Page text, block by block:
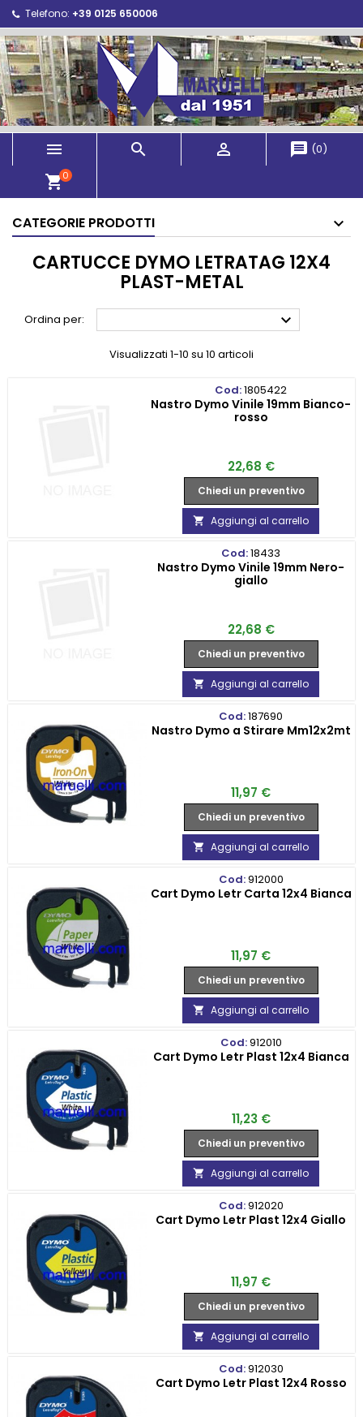
Telefono: +39 0125 650006
   message (0)
shopping_cart0
CATEGORIE PRODOTTI
CARTUCCE DYMO LETRATAG 12X4
PLAST-METAL
Ordina per: 
Visualizzati 1-10 su 10 articoli
Cod:1805422
Nastro Dymo Vinile 19mm Bianco-
rosso
Prezzo
22,68 €
Chiedi un preventivo
 Aggiungi al carrello
Cod:18433
Nastro Dymo Vinile 19mm Nero-
giallo
Prezzo
22,68 €
Chiedi un preventivo
 Aggiungi al carrello
Cod:187690
Nastro Dymo a Stirare Mm12x2mt
Prezzo
11,97 €
Chiedi un preventivo
 Aggiungi al carrello
Cod:912000
Cart Dymo Letr Carta 12x4 Bianca
Prezzo
11,97 €
Chiedi un preventivo
 Aggiungi al carrello
Cod:912010
Cart Dymo Letr Plast 12x4 Bianca
Prezzo
11,23 €
Chiedi un preventivo
 Aggiungi al carrello
Cod:912020
Cart Dymo Letr Plast 12x4 Giallo
Prezzo
11,97 €
Chiedi un preventivo
 Aggiungi al carrello
Cod:912030
Cart Dymo Letr Plast 12x4 Rosso